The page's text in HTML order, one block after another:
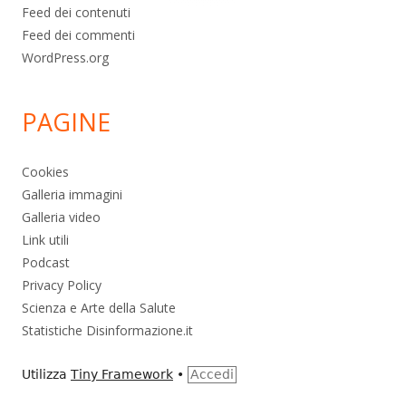
Feed dei contenuti
Feed dei commenti
WordPress.org
PAGINE
Cookies
Galleria immagini
Galleria video
Link utili
Podcast
Privacy Policy
Scienza e Arte della Salute
Statistiche Disinformazione.it
Utilizza Tiny Framework • Accedi